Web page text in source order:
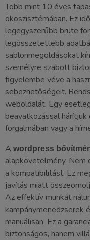
Több mint 10 éves
ökoszisztémában. Ez
legegyszerűbb brute
legösszetettebb
sablonmegoldásokat
személyre szabott
figyelembe véve a
sebezhetőségeit.
weboldalát. Egy
beavatkozással
forgalmában vagy a
A wordpress
alapkövetelmény. Nem
a kompatibilitást. Ez
javítás miatt
Az effektív munkát
kampánymenedzserek
manuálisan. Ez a
biztonságos, hanem